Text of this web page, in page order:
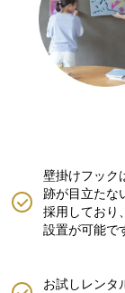
壁掛けフック
跡が目立たな
採用しており
設置が可能で
お試しレンタ